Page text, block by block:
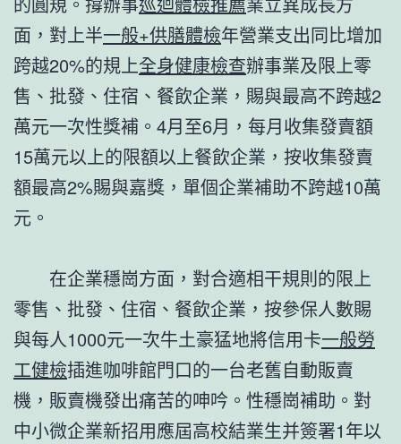
面，對上半一般+供膳體檢年營業支出同比增加
跨越20%的規上全身健康檢查辦事業及限上零
售、批發、住宿、餐飲企業，賜與最高不跨越2
萬元一次性獎補。4月至6月，每月收集發賣額
15萬元以上的限額以上餐飲企業，按收集發賣
額最高2%賜與嘉獎，單個企業補助不跨越10萬
元。
在企業穩崗方面，對合適相干規則的限上
零售、批發、住宿、餐飲企業，按參保人數賜
與每人1000元一次牛土豪猛地將信用卡一般勞
工健檢插進咖啡館門口的一台老舊自動販賣
機，販賣機發出痛苦的呻吟。性穩崗補助。對
中小微企業新招用應屆高校結業生并簽署1年以